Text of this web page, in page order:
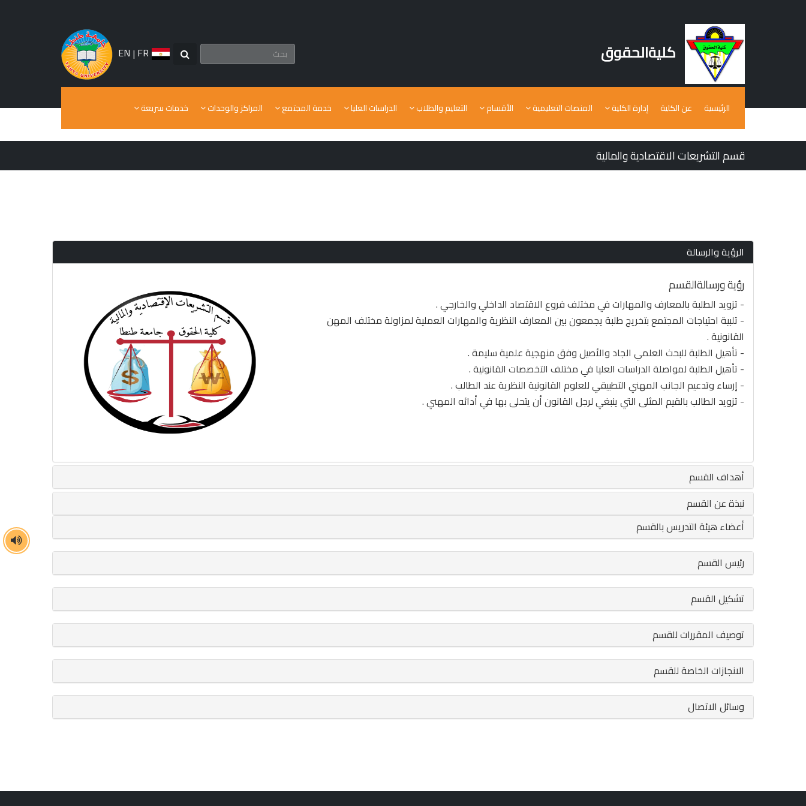
كليةالحقوق EN | FR
الرئيسية عن الكلية إدارة الكلية المنصات التعليمية الأقسام التعليم والطلاب الدراسات العليا خدمة المجتمع المراكز والوحدات خدمات سريعة
قسم التشريعات الاقتصادية والمالية
الرؤية والرسالة
رؤية ورسالةالقسم
- تزويد الطلبة بالمعارف والمهارات في مختلف فروع الاقتصاد الداخلي والخارجي .
- تلبية احتياجات المجتمع بتخريج طلبة يجمعون بين المعارف النظرية والمهارات العملية لمزاولة مختلف المهن
القانونية .
- تأهيل الطلبة للبحث العلمي الجاد والأصيل وفق منهجية علمية سليمة .
- تأهيل الطلبة لمواصلة الدراسات العليا في مختلف التخصصات القانونية .
- إرساء وتدعيم الجانب المهني التطبيقي للعلوم القانونية النظرية عند الطالب .
- تزويد الطالب بالقيم المثلى التي ينبغي لرجل القانون أن يتحلى بها في أدائه المهني .
أهداف القسم
نبذة عن القسم
أعضاء هيئة التدريس بالقسم
رئيس القسم
تشكيل القسم
توصيف المقررات للقسم
الانجازات الخاصة للقسم
وسائل الاتصال